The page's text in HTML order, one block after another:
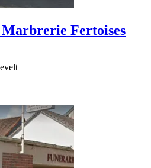
Marbrerie Fertoises